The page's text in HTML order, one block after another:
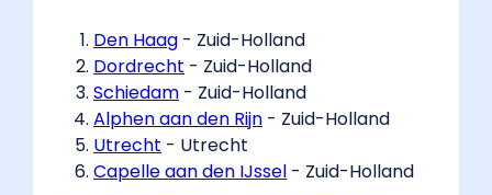
Den Haag ​ - Zuid-Holland
Dordrecht ​ - Zuid-Holland
Schiedam ​ - Zuid-Holland
Alphen aan den Rijn ​ - Zuid-Holland
Utrecht ​ - Utrecht
Capelle aan den IJssel ​ - Zuid-Holland